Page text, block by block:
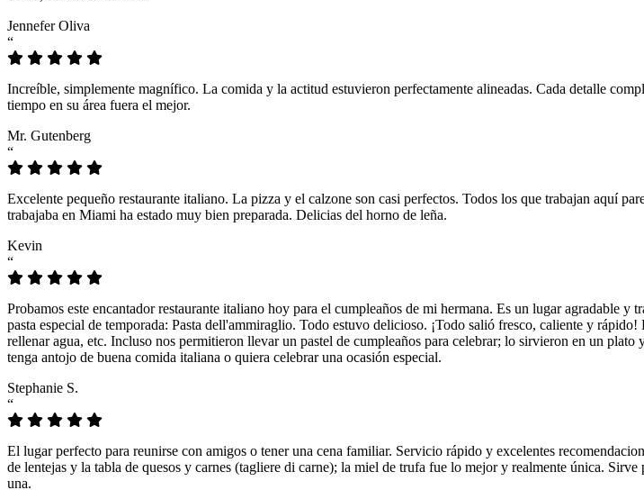
Jennefer Oliva
“
Increíble, simplemente magnífico. La comida y la actitud estuvieron perfectamente alineadas. Cada detalle
tiempo en su área fuera el mejor.
Mr. Gutenberg
“
Excelente pequeño restaurante italiano. La pizza y el calzone son casi perfectos. Todos los que trabajan aquí
trabajaba en Miami ha estado muy bien preparada. Delicias del horno de leña.
Kevin
“
Probamos este encantador restaurante italiano hoy para el cumpleaños de mi hermana. Es un lugar agradable
pasta especial de temporada: Pasta dell'ammiraglio. Todo estuvo delicioso. ¡Todo salió fresco, caliente y
rellenar agua, etc. Incluso nos permitieron llevar un pastel de cumpleaños para celebrar; lo sirvieron en un
tenga antojo de buena comida italiana o quiera celebrar una ocasión especial.
Stephanie S.
“
El lugar perfecto para reunirse con amigos o tener una cena familiar. Servicio rápido y excelentes
de lentejas y la tabla de quesos y carnes (tagliere di carne); la miel de trufa fue lo mejor y realmente única.
una.